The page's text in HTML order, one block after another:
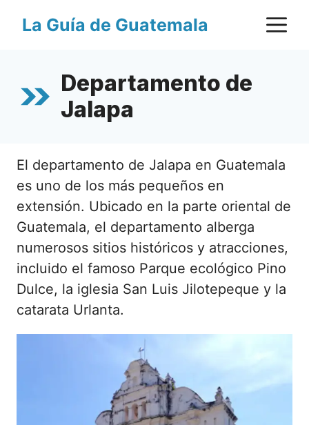
La Guía de Guatemala
Departamento de
Jalapa
El departamento de Jalapa en Guatemala
es uno de los más pequeños en
extensión. Ubicado en la parte oriental de
Guatemala, el departamento alberga
numerosos sitios históricos y atracciones,
incluido el famoso Parque ecológico Pino
Dulce, la iglesia San Luis Jilotepeque y la
catarata Urlanta.